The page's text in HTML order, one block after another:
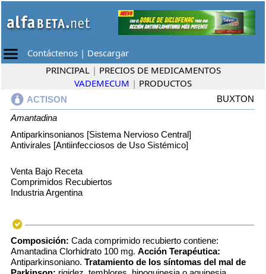
Contáctenos | Descargar
PRINCIPAL | PRECIOS DE MEDICAMENTOS
VADEMECUM | PRODUCTOS
ACTISON
BUXTON
Amantadina
Antiparkinsonianos [Sistema Nervioso Central]
Antivirales [Antiinfecciosos de Uso Sistémico]
Venta Bajo Receta
Comprimidos Recubiertos
Industria Argentina
Composición: Cada comprimido recubierto contiene:
Amantadina Clorhidrato 100 mg. Acción Terapéutica:
Antiparkinsoniano. Tratamiento de los síntomas del mal de